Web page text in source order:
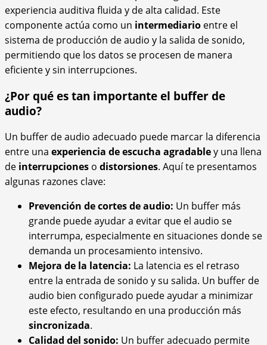
experiencia auditiva fluida y de alta calidad. Este
componente actúa como un intermediario entre el
sistema de producción de audio y la salida de sonido,
permitiendo que los datos se procesen de manera
eficiente y sin interrupciones.
¿Por qué es tan importante el buffer de
audio?
Un buffer de audio adecuado puede marcar la diferencia
entre una experiencia de escucha agradabley una llena
de interrupciones o distorsiones. Aquí te presentamos
algunas razones clave:
Prevención de cortes de audio: Un buffer más
grande puede ayudar a evitar que el audio se
interrumpa, especialmente en situaciones donde se
demanda un procesamiento intensivo.
Mejora de la latencia: La latencia es el retraso
entre la entrada de sonido y su salida. Un buffer de
audio bien configurado puede ayudar a minimizar
este efecto, resultando en una producción más
sincronizada.
Calidad del sonido: Un buffer adecuado permite